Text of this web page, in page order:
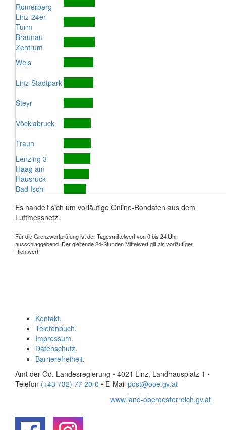
Römerberg
Linz-24er-
Turm
Braunau
Zentrum
Wels
Linz-Stadtpark
Steyr
Vöcklabruck
Traun
Lenzing 3
Haag am
Hausruck
Bad Ischl
Es handelt sich um vorläufige Online-Rohdaten aus dem
Luftmessnetz.
Für die Grenzwertprüfung ist der Tagesmittelwert von 0 bis 24 Uhr
ausschlaggebend. Der gleitende 24-Stunden Mittelwert gilt als vorläufiger
Richtwert.
Kontakt.
Telefonbuch.
Impressum.
Datenschutz.
Barrierefreiheit.
Amt der Oö. Landesregierung • 4021 Linz, Landhausplatz 1 •
Telefon (+43 732) 77 20-0 • E-Mail post@ooe.gv.at
www.land-oberoesterreich.gv.at